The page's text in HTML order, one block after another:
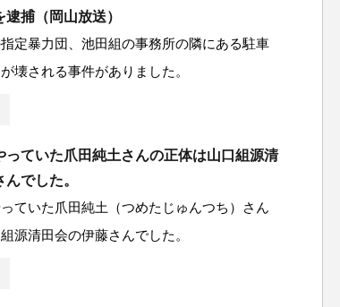
捕（岡山放送）
定暴力団、池田組の事務所の隣にある駐車
壊される事件がありました。
っていた爪田純土さんの正体は山口組源清
でした。
ていた爪田純土（つめたじゅんつち）さん
源清田会の伊藤さんでした。